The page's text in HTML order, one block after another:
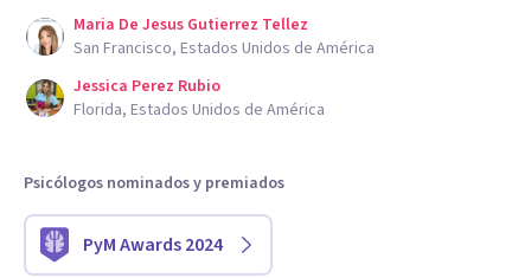
Maria De Jesus Gutierrez Tellez
San Francisco, Estados Unidos de América
Jessica Perez Rubio
Florida, Estados Unidos de América
Psicólogos nominados y premiados
PyM Awards 2024